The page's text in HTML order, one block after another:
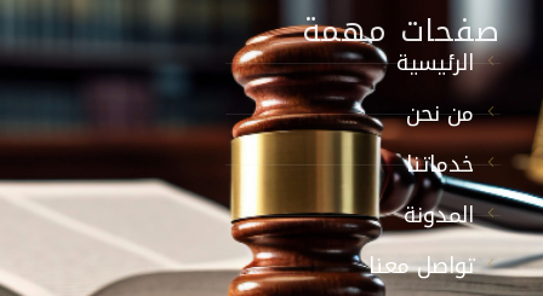
صفحات مهمة
الرئيسية
من نحن
خدماتنا
المدونة
تواصل معنا